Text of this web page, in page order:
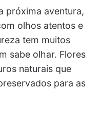
próxima aventura,
olhos atentos e
tem muitos
sabe olhar. Flores
naturais que
para as